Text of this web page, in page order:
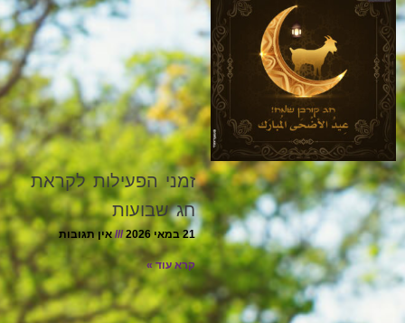
זמני הפעילות לקראת
חג שבועות
21 במאי 2026 אין תגובות
קרא עוד »